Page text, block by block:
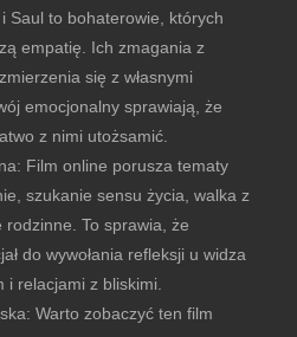
Saul to bohaterowie, których
empatię. Ich zmagania z
się z własnymi
emocjonalny sprawiają, że
z nimi utożsamić.
Film online porusza tematy
szukanie sensu życia, walka z
rodzinne. To sprawia, że
do wywołania refleksji u widza
i relacjami z bliskimi.
Warto zobaczyć ten film